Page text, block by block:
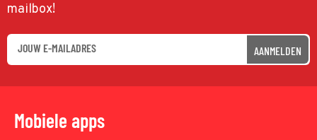
mailbox!
AANMELDEN
Mobiele apps